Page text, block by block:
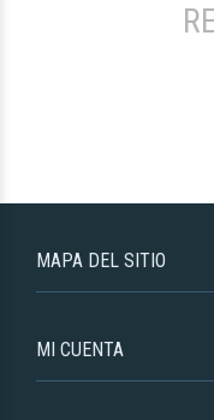
MAPA DEL SITIO
MI CUENTA